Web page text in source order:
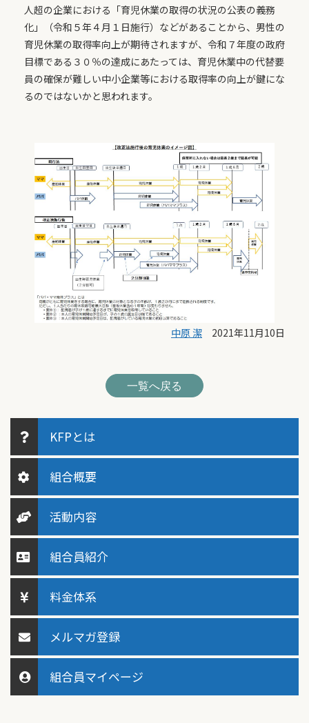
人超の企業における「育児休業の取得の状況の公表の義務
化」（令和５年４月１日施行）などがあることから、男性の
育児休業の取得率向上が期待されますが、令和７年度の政府
目標である３０％の達成にあたっては、育児休業中の代替要
員の確保が難しい中小企業等における取得率の向上が鍵にな
るのではないかと思われます。
中原 潔 2021年11月10日
一覧へ戻る
KFPとは
組合概要
活動内容
組合員紹介
料金体系
メルマガ登録
組合員マイページ